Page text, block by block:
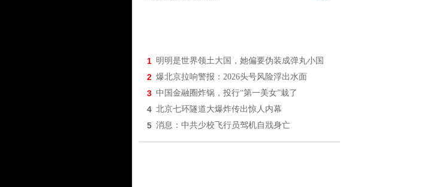
1 明明是世界领土大国，她偏要伪装成弹丸小国
2 爆北京拉响警报：2026头号风险浮出水面
3 中国金融圈炸锅，投行“第一美女”栽了
4 北京七环隧道大爆炸传出惊人内幕
5 消息：中共少校飞行员驾机自戕身亡